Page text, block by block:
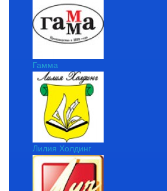
Гамма
Лилия Холдинг